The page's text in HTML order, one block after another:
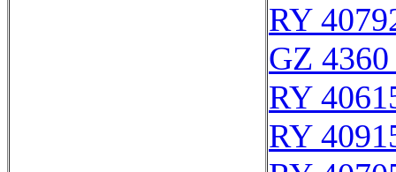
RY
GZ
RY
RY